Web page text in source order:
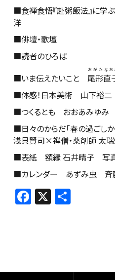
■食禅食悟『赴粥飯法』に学
洋
■俳壇・歌壇
■読者のひろば
■いま伝えたいこと 尾形直
おがたなお
■体感！日本美術 山下裕二
■つくるとも おおあみゆみ
■日々のからだ「春の過ごし
浅貝賢司×禅僧・薬剤師 太
■表紙 額縁 石井晴子 写
■カレンダー あずみ虫 斉
F
a
o
X 共